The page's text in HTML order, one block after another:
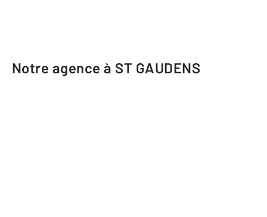
Notre agence à ST GAUDENS